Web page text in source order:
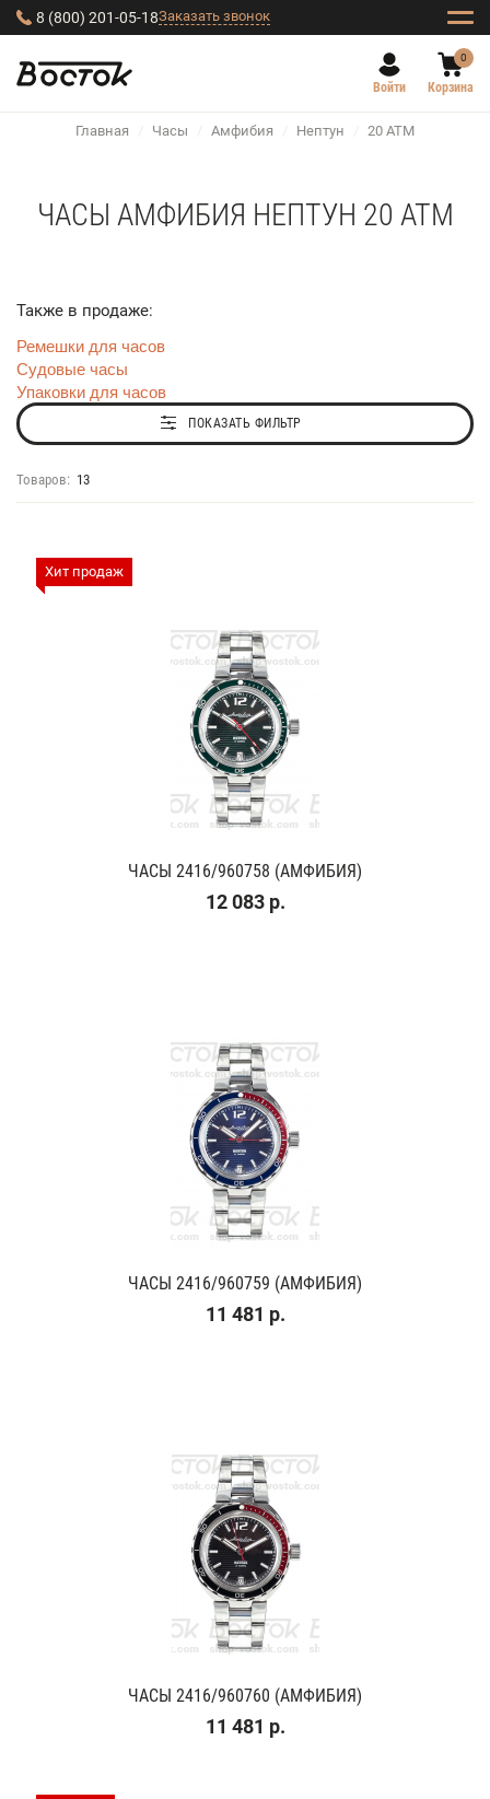
8 (800) 201-05-18Заказать звонок
Войти
0
Корзина
Главная / Часы / Амфибия / Нептун / 20 АТМ
ЧАСЫ АМФИБИЯ НЕПТУН 20 АТМ
Также в продаже:
Ремешки для часов
Судовые часы
Упаковки для часов
ПОКАЗАТЬ ФИЛЬТР
Товаров: 13
Хит продаж
ЧАСЫ 2416/960758 (АМФИБИЯ)
12 083 р.
ЧАСЫ 2416/960759 (АМФИБИЯ)
11 481 р.
ЧАСЫ 2416/960760 (АМФИБИЯ)
11 481 р.